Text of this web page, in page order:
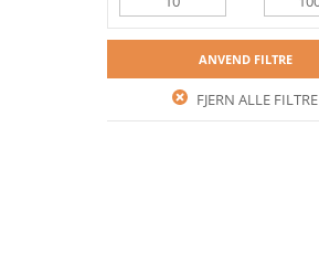
ANVEND FILTRE
FJERN ALLE FILTRE